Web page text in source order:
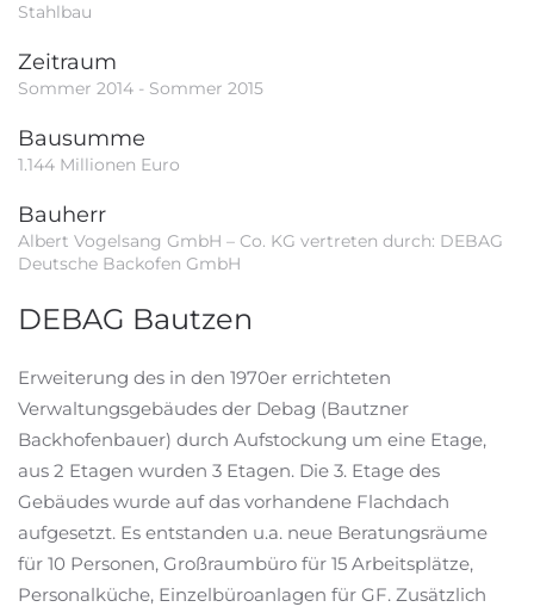
Stahlbau
Zeitraum
Sommer 2014 - Sommer 2015
Bausumme
1.144 Millionen Euro
Bauherr
Albert Vogelsang GmbH – Co. KG vertreten durch: DEBAG
Deutsche Backofen GmbH
DEBAG Bautzen
Erweiterung des in den 1970er errichteten
Verwaltungsgebäudes der Debag (Bautzner
Backhofenbauer) durch Aufstockung um eine Etage,
aus 2 Etagen wurden 3 Etagen. Die 3. Etage des
Gebäudes wurde auf das vorhandene Flachdach
aufgesetzt. Es entstanden u.a. neue Beratungsräume
für 10 Personen, Großraumbüro für 15 Arbeitsplätze,
Personalküche, Einzelbüroanlagen für GF. Zusätzlich